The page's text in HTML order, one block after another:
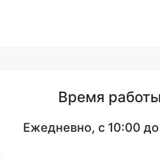
Время работы
Ежедневно, с 10:00